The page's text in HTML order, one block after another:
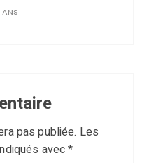
pas publiée. Les
avec*